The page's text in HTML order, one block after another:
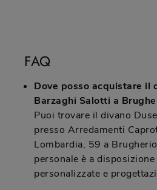
FAQ
Dove posso acquistare il
Barzaghi Salotti a
Puoi trovare il divano
presso Arredamenti
Lombardia, 59 a
personale è a
personalizzate e